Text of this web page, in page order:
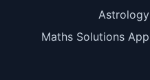
Astrology
Maths Solutions App